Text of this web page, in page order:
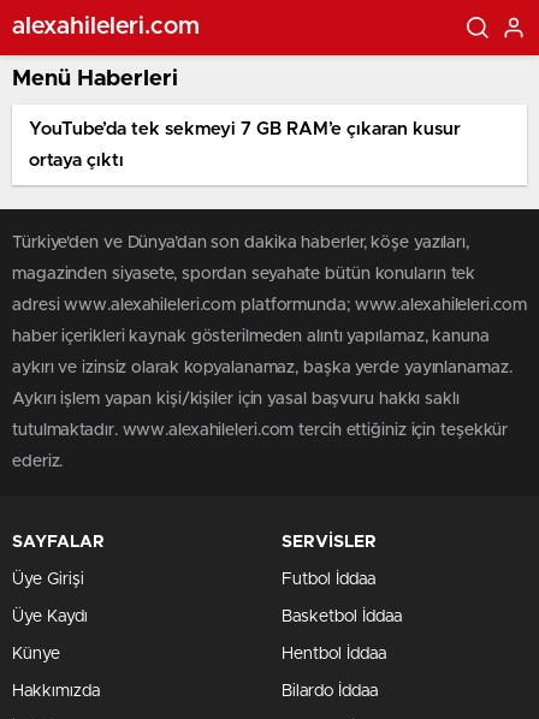
alexahileleri.com
Menü Haberleri
YouTube’da tek sekmeyi 7 GB RAM’e çıkaran kusur
ortaya çıktı
Türkiye'den ve Dünya’dan son dakika haberler, köşe yazıları,
magazinden siyasete, spordan seyahate bütün konuların tek
adresi www.alexahileleri.com platformunda; www.alexahileleri.com
haber içerikleri kaynak gösterilmeden alıntı yapılamaz, kanuna
aykırı ve izinsiz olarak kopyalanamaz, başka yerde yayınlanamaz.
Aykırı işlem yapan kişi/kişiler için yasal başvuru hakkı saklı
tutulmaktadır. www.alexahileleri.com tercih ettiğiniz için teşekkür
ederiz.
SAYFALAR
Üye Girişi
Üye Kaydı
Künye
Hakkımızda
SERVİSLER
Futbol İddaa
Basketbol İddaa
Hentbol İddaa
Bilardo İddaa